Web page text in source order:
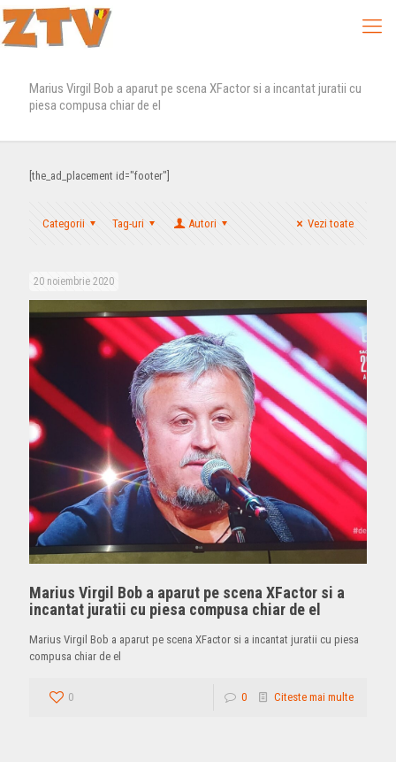
Marius Virgil Bob a aparut pe scena XFactor si a incantat juratii cu
piesa compusa chiar de el
[the_ad_placement id="footer"]
Categorii Tag-uri Autori Vezi toate
20 noiembrie 2020
Marius Virgil Bob a aparut pe scena XFactor si a
incantat juratii cu piesa compusa chiar de el
Marius Virgil Bob a aparut pe scena XFactor si a incantat juratii cu piesa
compusa chiar de el
0 0 Citeste mai multe